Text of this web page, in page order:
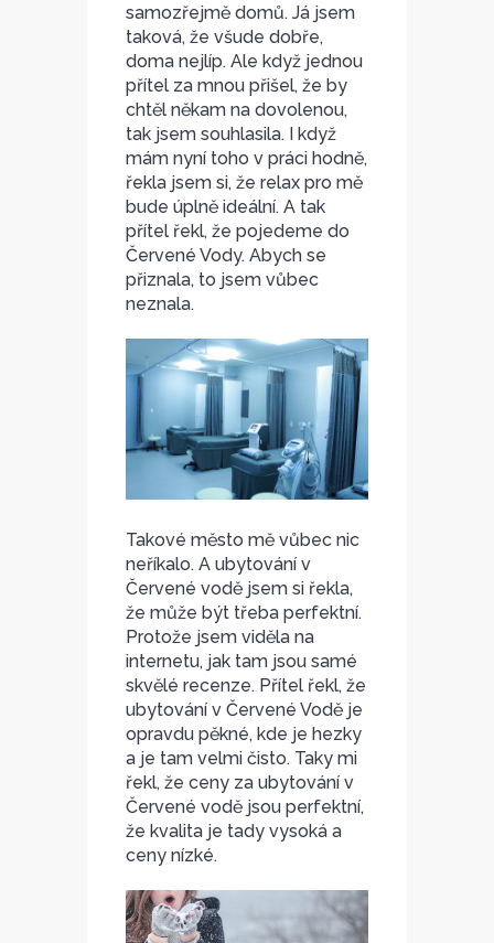
samozřejmě domů. Já jsem
taková, že všude dobře,
doma nejlíp. Ale když jednou
přítel za mnou přišel, že by
chtěl někam na dovolenou,
tak jsem souhlasila. I když
mám nyní toho v práci hodně,
řekla jsem si, že relax pro mě
bude úplně ideální. A tak
přítel řekl, že pojedeme do
Červené Vody. Abych se
přiznala, to jsem vůbec
neznala.
Takové město mě vůbec nic
neříkalo. A ubytování v
Červené vodě jsem si řekla,
že může být třeba perfektní.
Protože jsem viděla na
internetu, jak tam jsou samé
skvělé recenze. Přítel řekl, že
ubytování v Červené Vodě je
opravdu pěkné, kde je hezky
a je tam velmi čisto. Taky mi
řekl, že ceny za ubytování v
Červené vodě jsou perfektní,
že kvalita je tady vysoká a
ceny nízké.